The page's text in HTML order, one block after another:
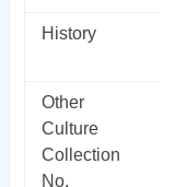
History
Other
Culture
Collection
No.